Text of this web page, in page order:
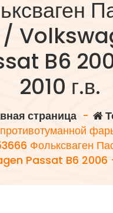
B6
2010 г.в.
страница-
Фольксваген
Passat B6 2006